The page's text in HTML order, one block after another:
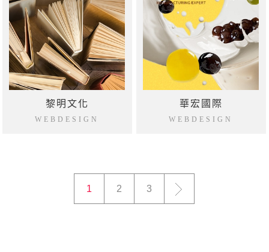
黎明文化
WEBDESIGN
華宏國際
WEBDESIGN
1 2 3 >